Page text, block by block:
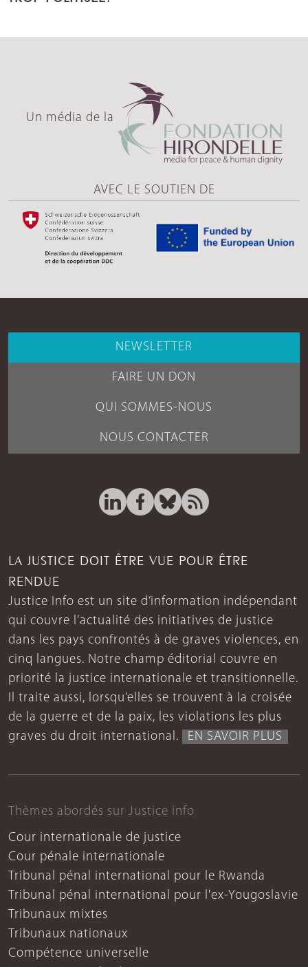
Un média de la
AVEC LE SOUTIEN DE
NEWSLETTER
FAIRE UN DON
QUI SOMMES-NOUS
NOUS CONTACTER
LA JUSTICE DOIT ÊTRE VUE POUR ÊTRE
RENDUE
Justice Info est un site d’information indépendant
qui couvre l’actualité des initiatives de justice
dans les pays confrontés à de graves violences, en
cinq langues. Notre champ éditorial couvre en
priorité la justice internationale et transitionnelle.
Il traite aussi, lorsqu’elles se trouvent à la croisée
de la guerre et de la paix, les violations les plus
graves du droit international.
EN SAVOIR PLUS
Thèmes abordés sur Justice info
Cour internationale de justice
Cour pénale internationale
Tribunal pénal international pour le Rwanda
Tribunal pénal international pour l'ex-Yougoslavie
Tribunaux mixtes
Tribunaux nationaux
Compétence universelle